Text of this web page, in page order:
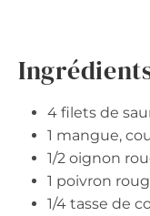
4 filets de
1 mangue,
1/2 oignon
1 poivron
1/4 tasse de